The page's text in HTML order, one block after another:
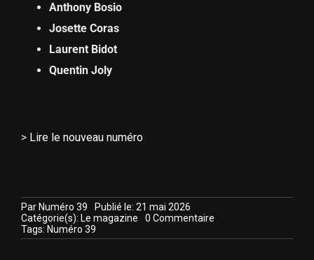
Anthony Bosio
Josette Coras
Laurent Bidot
Quentin Joly
> Lire le nouveau numéro
Par Numéro 39
Publié le: 21 mai 2026
Catégorie(s): Le magazine 0 Commentaireon
39
Tags: Numéro 39